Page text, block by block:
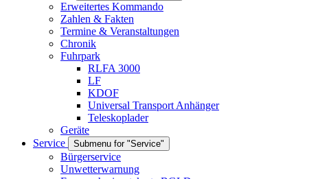
Erweitertes Kommando
Zahlen & Fakten
Termine & Veranstaltungen
Chronik
Fuhrpark
RLFA 3000
LF
KDOF
Universal Transport Anhänger
Teleskoplader
Geräte
Service
Submenu for "Service"
Bürgerservice
Unwetterwarnung